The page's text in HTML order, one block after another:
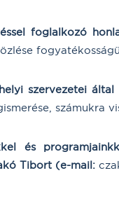
foglalkozó
szervezetei
számukra
és
Tibort (e-mail: